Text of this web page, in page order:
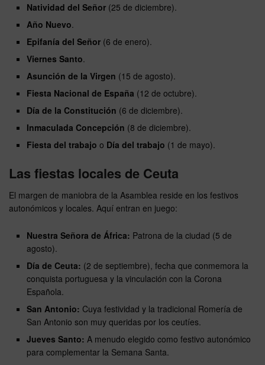
Natividad del Señor (25 de diciembre).
Año Nuevo.
Epifanía del Señor (6 de enero).
Viernes Santo.
Asunción de la Virgen (15 de agosto).
Fiesta Nacional de España (12 de octubre).
Día de la Constitución (6 de diciembre).
Inmaculada Concepción (8 de diciembre).
Fiesta del trabajo o Día del trabajo (1 de mayo).
Las fiestas locales de Ceuta
El margen de maniobra de la Asamblea reside en los festivos
autonómicos y locales. Aquí entran en juego:
Nuestra Señora de África: Patrona de la ciudad (5 de
agosto).
Día de Ceuta: (2 de septiembre), fecha que conmemora la
conquista portuguesa y la vinculación con la Corona
Española.
San Antonio: Cuya festividad y la tradicional Romería de
San Antonio son muy queridas por los ceutíes.
Jueves Santo: A menudo elegido como festivo autonómico
para complementar la Semana Santa.